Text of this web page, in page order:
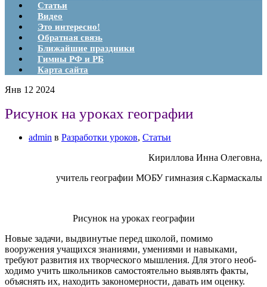
Статьи
Видео
Это интересно!
Обратная связь
Ближайшие праздники
Гимны РФ и РБ
Карта сайта
Янв 12 2024
Рисунок на уроках географии
admin в Разработки уроков, Статьи
Кириллова Инна Олеговна,
учитель географии МОБУ гимназия с.Кармаскалы
Рисунок на уроках географии
Новые задачи, выдвинутые перед школой, поми­мо
вооружения учащихся знаниями, умениями и навыками,
требуют развития их творческого мышления. Для этого необ­
ходимо учить школьников самостоятельно выявлять факты,
объяснять их, находить закономерности, давать им оценку.